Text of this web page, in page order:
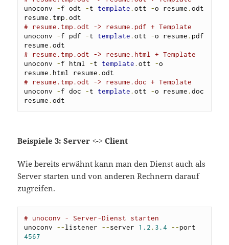
unoconv -f odt -t template .ott -o resume .odt
resume . tmp .
# resume.tmp.odt -> resume.pdf + Template
unoconv -f pdf -t template .ott -o resume .pdf
resume .
# resume.tmp.odt -> resume.html + Template
unoconv -f html -t template .ott -o
resume . html resume .
# resume.tmp.odt -> resume.doc + Template
unoconv -f doc -t template .ott -o resume .doc
resume .odt
Beispiele 3: Server <-> Client
Wie bereits erwähnt kann man den Dienst auch als
Server starten und von anderen Rechnern darauf
zugreifen.
# unoconv - Server-Dienst starten
unoconv --listener --server 1.2 . 3.4 --
4567